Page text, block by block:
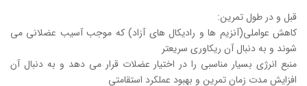
قبل و در طول تمرین:
کاهش عواملی(آنزیم ها و رادیکال های آزاد) که موجب آسیب عضلانی می
شوند و به دنبال آن ریکاوری سریعتر
منبع انرژی بسیار مناسبی را در اختیار عضلات قرار می دهد و به دنبال آن
افزایش مدت زمان تمرین و بهبود عملکرد استقامتی